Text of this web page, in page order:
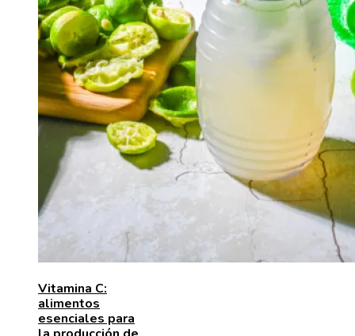
Vitamina C:
alimentos
esenciales para